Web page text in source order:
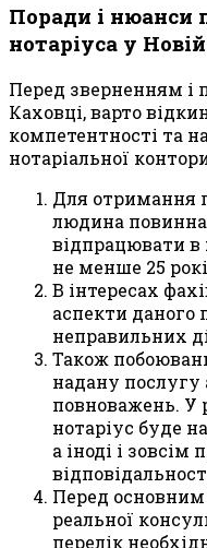
Поради і нюанси
нотаріуса у
Перед зверненням і
Каховці, варто
компетентності та
нотаріальної
Для отримання
людина
відпрацювати в
не менше 25
В інтересах
аспекти даного
неправильних
Також
надану
повноважень. У
нотаріус буде
а іноді і
Перед
реальної
перелік